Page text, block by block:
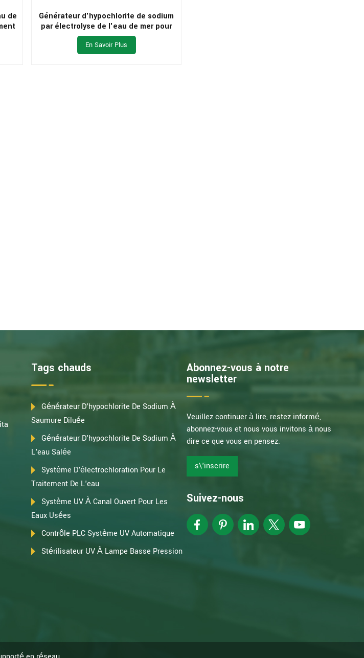
de
Générateur d'hypochlorite de sodium
par électrolyse de l'eau de mer pour
tour de refroidissement
En Savoir Plus
Tags chauds
Générateur D'hypochlorite De Sodium À
Saumure Diluée
Générateur D'hypochlorite De Sodium À
L'eau Salée
Système D'électrochloration Pour Le
Traitement De L'eau
Système UV À Canal Ouvert Pour Les
Eaux Usées
Contrôle PLC Système UV Automatique
Stérilisateur UV À Lampe Basse Pression
Abonnez-vous à notre
newsletter
Veuillez continuer à lire, restez informé,
abonnez-vous et nous vous invitons à nous
dire ce que vous en pensez.
s\'inscrire
Suivez-nous